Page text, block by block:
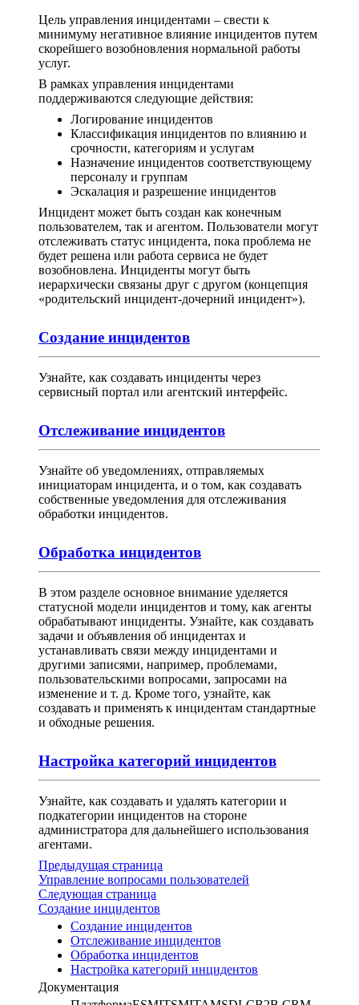
Цель управления инцидентами – свести к
минимуму негативное влияние инцидентов путем
скорейшего возобновления нормальной работы
услуг.
В рамках управления инцидентами
поддерживаются следующие действия:
Логирование инцидентов
Классификация инцидентов по влиянию и
срочности, категориям и услугам
Назначение инцидентов соответствующему
персоналу и группам
Эскалация и разрешение инцидентов
Инцидент может быть создан как конечным
пользователем, так и агентом. Пользователи могут
отслеживать статус инцидента, пока проблема не
будет решена или работа сервиса не будет
возобновлена. Инциденты могут быть
иерархически связаны друг с другом (концепция
«родительский инцидент-дочерний инцидент»).
Создание инцидентов
Узнайте, как создавать инциденты через
сервисный портал или агентский интерфейс.
Отслеживание инцидентов
Узнайте об уведомлениях, отправляемых
инициаторам инцидента, и о том, как создавать
собственные уведомления для отслеживания
обработки инцидентов.
Обработка инцидентов
В этом разделе основное внимание уделяется
статусной модели инцидентов и тому, как агенты
обрабатывают инциденты. Узнайте, как создавать
задачи и объявления об инцидентах и
устанавливать связи между инцидентами и
другими записями, например, проблемами,
пользовательскими вопросами, запросами на
изменение и т. д. Кроме того, узнайте, как
создавать и применять к инцидентам стандартные
и обходные решения.
Настройка категорий инцидентов
Узнайте, как создавать и удалять категории и
подкатегории инцидентов на стороне
администратора для дальнейшего использования
агентами.
Предыдущая страница
Управление вопросами пользователей
Следующая страница
Создание инцидентов
Создание инцидентов
Отслеживание инцидентов
Обработка инцидентов
Настройка категорий инцидентов
Документация